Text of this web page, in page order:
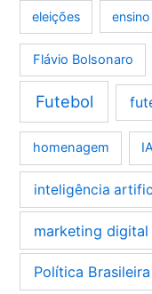
eleições
Flávio Bolsonaro
Futebol
homenagem
inteligência
marketing digital
Política Brasileira